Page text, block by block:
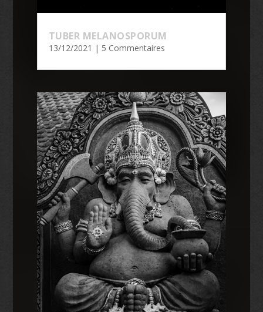
TUBER MELANOSPORUM
13/12/2021 | 5 Commentaires